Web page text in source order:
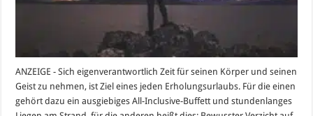
ANZEIGE - Sich eigenverantwortlich Zeit für seinen Körper und seinen
Geist zu nehmen, ist Ziel eines jeden Erholungsurlaubs. Für die einen
gehört dazu ein ausgiebiges All-Inclusive-Buffett und stundenlanges